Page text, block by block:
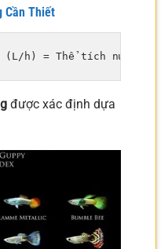
Cần Thiết
được xác định dựa